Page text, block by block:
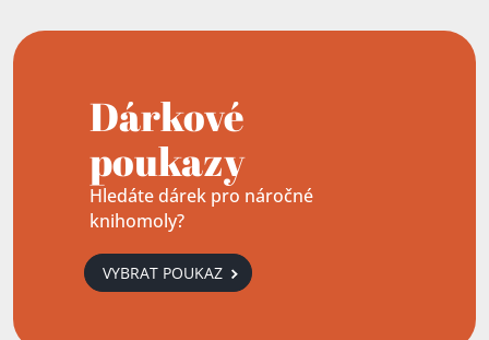
Dárkové
poukazy
Hledáte dárek pro náročné
knihomoly?
VYBRAT POUKAZ